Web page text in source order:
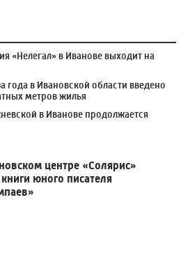
«Нелегал» в Иванове выходит на
года в Ивановской области введено
метров жилья
в Иванове продолжается
центре «Солярис»
юного писателя